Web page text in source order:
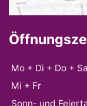
Mo + Di + Do +
Mi + Fr
Sonn- und